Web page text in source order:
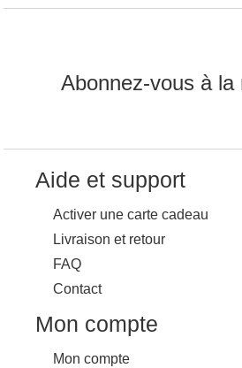
Abonnez-vous à la
Aide et support
Activer une carte cadeau
Livraison et retour
FAQ
Contact
Mon compte
Mon compte